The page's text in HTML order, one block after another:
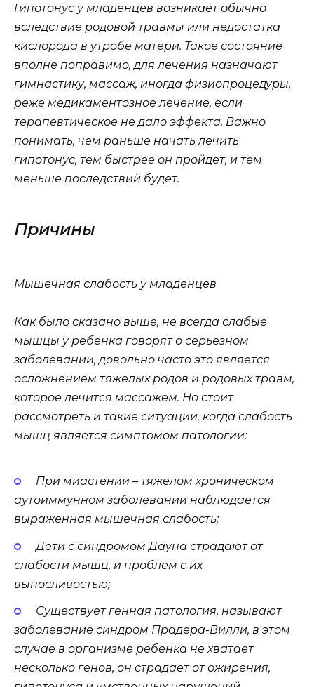
Гипотонус у младенцев возникает обычно
вследствие родовой травмы или недостатка
кислорода в утробе матери. Такое состояние
вполне поправимо, для лечения назначают
гимнастику, массаж, иногда физиопроцедуры,
реже медикаментозное лечение, если
терапевтическое не дало эффекта. Важно
понимать, чем раньше начать лечить
гипотонус, тем быстрее он пройдет, и тем
меньше последствий будет.
Причины
Мышечная слабость у младенцев
Как было сказано выше, не всегда слабые
мышцы у ребенка говорят о серьезном
заболевании, довольно часто это является
осложнением тяжелых родов и родовых травм,
которое лечится массажем. Но стоит
рассмотреть и такие ситуации, когда слабость
мышц является симптомом патологии:
При миастении – тяжелом хроническом
аутоиммунном заболевании наблюдается
выраженная мышечная слабость;
Дети с синдромом Дауна страдают от
слабости мышц, и проблем с их
выносливостью;
Существует генная патология, называют
заболевание синдром Прадера-Вилли, в этом
случае в организме ребенка не хватает
несколько генов, он страдает от ожирения,